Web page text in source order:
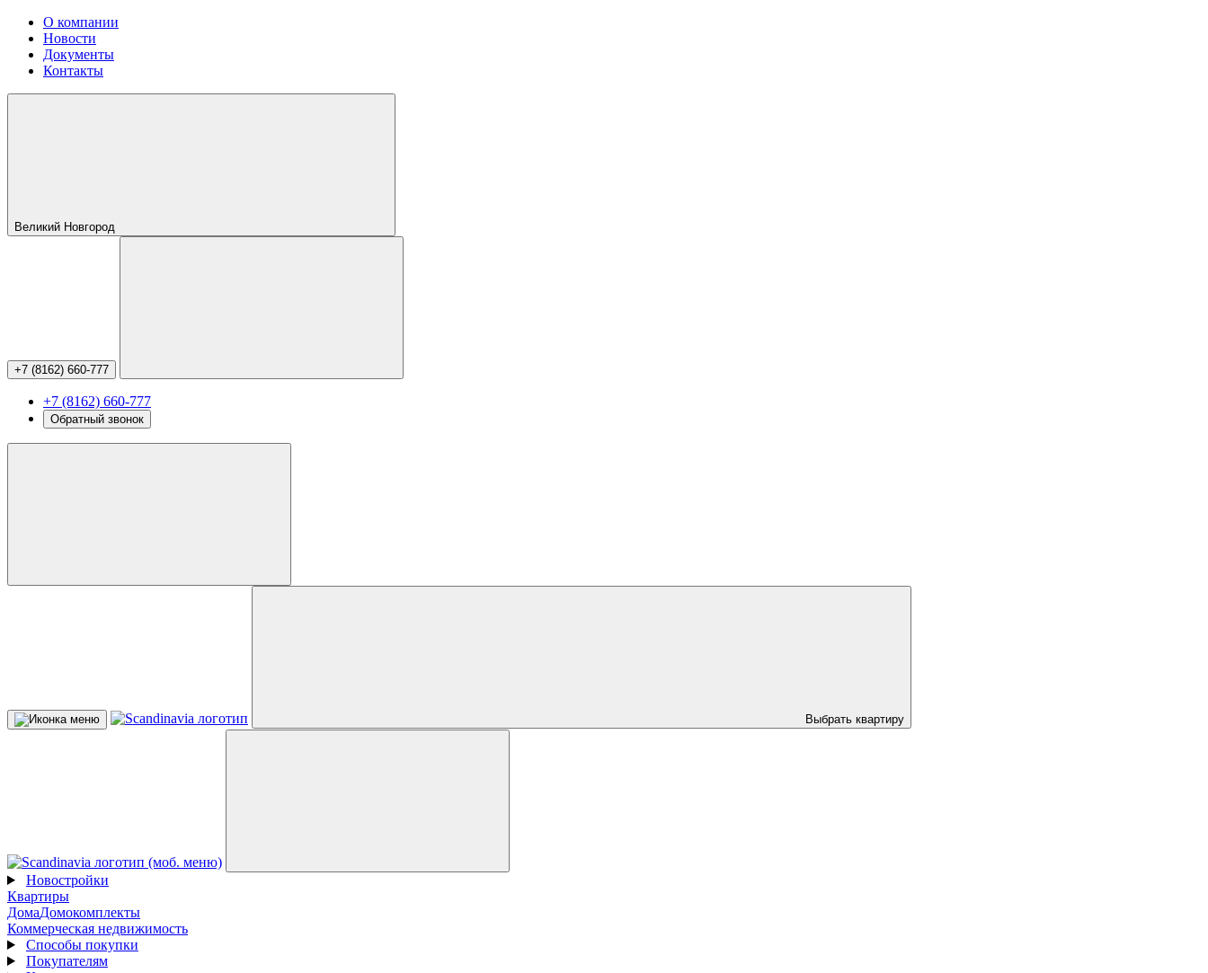
О компании
Новости
Документы
Контакты
Великий Новгород
+7 (8162) 660-777
+7 (8162) 660-777
Обратный звонок
Выбрать квартиру
Новостройки
Квартиры
ДомаДомокомплекты
Коммерческая недвижимость
Способы покупки
Покупателям